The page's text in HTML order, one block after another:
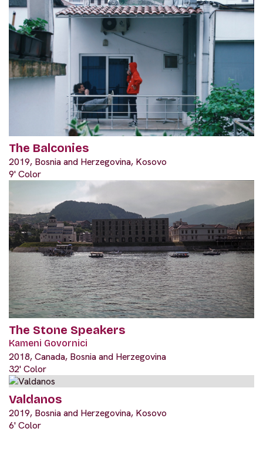
The Balconies
2019, Bosnia and Herzegovina, Kosovo
9' Color
The Stone Speakers
Kameni Govornici
2018, Canada, Bosnia and Herzegovina
32' Color
Valdanos
2019, Bosnia and Herzegovina, Kosovo
6' Color